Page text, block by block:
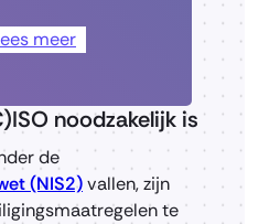
meer
noodzakelijk is
de
(NIS2)vallen, zijn
te